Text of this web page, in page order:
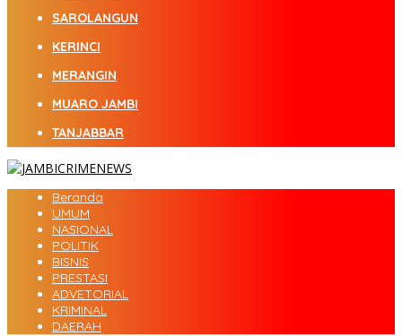
SAROLANGUN
KERINCI
MERANGIN
MUARO JAMBI
TANJABBAR
Beranda
UMUM
NASIONAL
POLITIK
BISNIS
PRESTASI
ADVETORIAL
KRIMINAL
DAERAH